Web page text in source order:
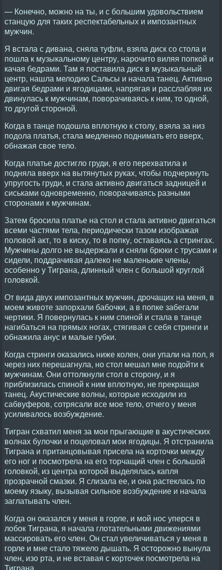
— Конечно, можно на ты, и с большим удовольствием
станцую для таких респектабельных и импозантных
мужчин.
Я встала с дивана, сняла туфли, взяла диск со стола и
пошла к музыкальному центру, нарочито виляя попкой и
качая бедрами. Там я поставила диск в музыкальный
центр, нашла мелодию Сальсы и начала танец. Активно
двигая бедрами и ягодицами, напрягая и расслабляя их
двинулась к мужчинам, поворачиваясь к ним, то одной,
то другой стороной.
Когда в танце подошла вплотную к столу, взяла за низ
подола платья, стала медленно поднимать его вверх,
обнажая свое тело.
Когда платье достигло груди, я его перехватила и
подняла вверх на вытянутых руках, чтобы подчеркнуть
упругость груди, и стала активно двигаться задницей и
сиськами одновременно, поворачиваясь разными
сторонами к мужчинам.
Затем бросила платье на стол и стала активно двигаться
всеми частями тела, периодически тазом изображая
половой акт, то в киску, то в попку, оставаясь а стрингах.
Мужчины долго не выдержали и сняли брюки с трусами и
сидели, поддрачивая далеко не маленькие члены,
особенно у Тиграна, длинный член с большой круглой
головкой.
От вида двух импозантных мужчин, дрочащих на меня, в
моем животе запорхали бабочки, а в попке забегали
чертики. Я повернулась к ним спиной и стала в танце
нагибаться на прямых ногах, стягивая с себя стринги и
обнажила анус и малые губки.
Когда стринги оказались ниже колен, они упали на пол, я
через них перешагнула, но стол мешал мне подойти к
мужчинам. Они оттолкнули стол в сторону, и я
приблизилась спиной к ним вплотную, не прекращая
танец. Акустические волны, которые исходили из
сабвуферов, сотрясали все мое тело, отчего у меня
усиливалось возбуждение.
Тигран схватил меня за мои прыгающие в акустических
волнах булочки и поцеловал мои ягодицы. Я отстранила
Тиграна и пританцовывая присела на корточки между
его ног и посмотрела на его торчащий член с большой
головкой, из центра которой выделялась капля
прозрачной смазки. Я слизала ее, и она растеклась по
моему языку, вызывая сильное возбуждение и начала
заглатывать член.
Когда он оказался у меня в горле, и мой нос уперся в
лобок Тиграна, я начала глотательными движениями
массировать его член. Он стал увеличиваться у меня в
горле и мне стало тяжело дышать. Я осторожно вынула
член, изо рта, и не вставая с корточек посмотрела на